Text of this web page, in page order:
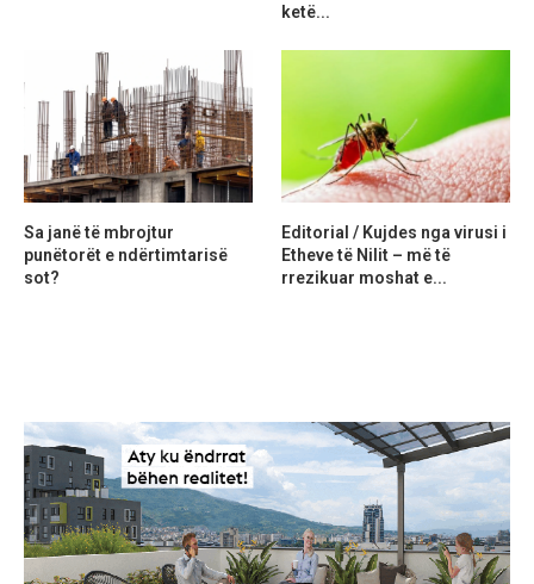
ketë...
Sa janë të mbrojtur
punëtorët e ndërtimtarisë
sot?
Editorial / Kujdes nga virusi i
Etheve të Nilit – më të
rrezikuar moshat e...